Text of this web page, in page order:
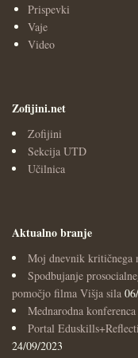
Prispevki
Vaje
Video
Zofijini.net
Zofijini
Sekcija UTD
Učilnica
Aktualno branje
Moj dnevnik kritičnega
Spodbujanje
pomočjo filma Višja sila
Mednarodna
Portal
24/09/2023